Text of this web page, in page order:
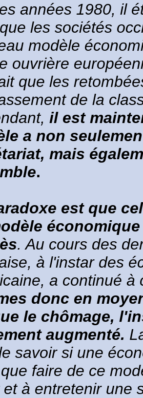
années 1980, il
les sociétés
modèle
ouvrière
que les
de la
il est
a non
mais
.
est que
. Au cours des
à l'instar des
a continué
donc en
le chômage,
augmenté.
savoir si une
faire de ce
et à entretenir une